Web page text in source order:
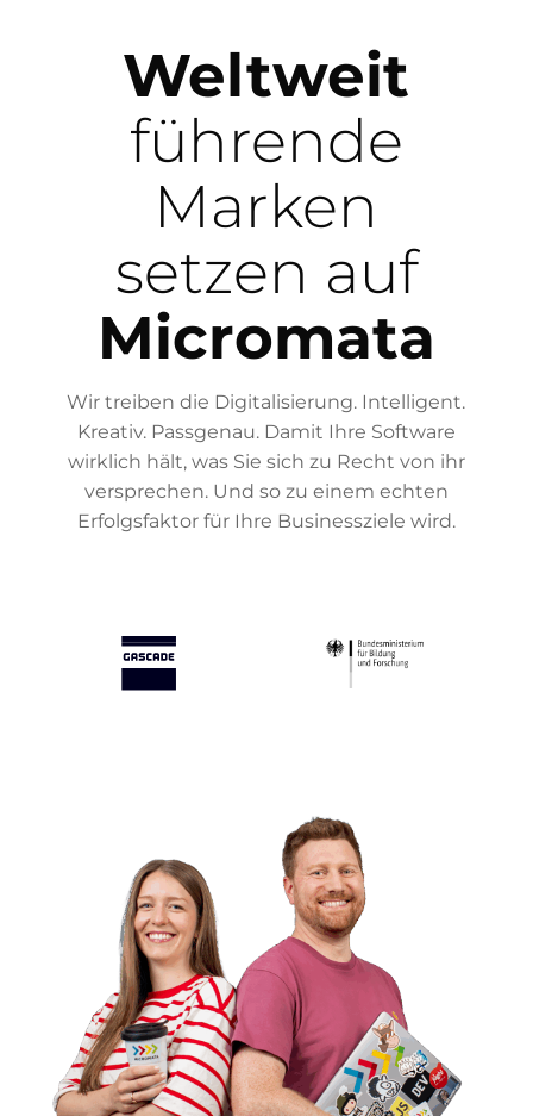
Weltweit
führende
Marken
setzen auf
Micromata
Wir treiben die Digitalisierung. Intelligent.
Kreativ. Passgenau. Damit Ihre Software
wirklich hält, was Sie sich zu Recht von ihr
versprechen. Und so zu einem echten
Erfolgsfaktor für Ihre Businessziele wird.